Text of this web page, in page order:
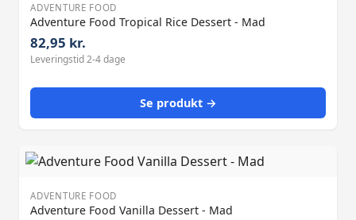
ADVENTURE FOOD
Adventure Food Tropical Rice Dessert - Mad
82,95 kr.
Leveringstid 2-4 dage
Se produkt →
ADVENTURE FOOD
Adventure Food Vanilla Dessert - Mad